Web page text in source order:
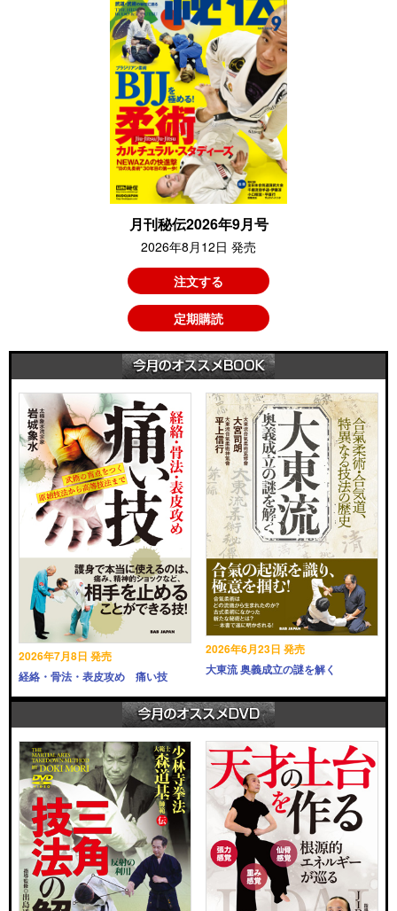
月刊秘伝2026年9月号
2026年8月12日 発売
注文する
定期購読
2026年7月8日 発売
経絡・骨法・表皮攻め 痛い技
2026年6月23日 発売
大東流 奥義成立の謎を解く